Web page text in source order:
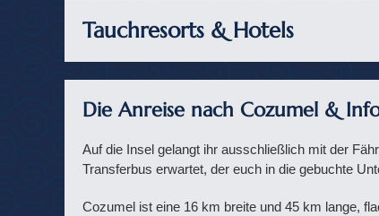
Tauchresorts & Hotels
Die Anreise nach Cozumel &
Auf die Insel gelangt ihr ausschließlich mit der
Transferbus erwartet, der euch in die gebuchte
Cozumel ist eine 16 km breite und 45 km lange,